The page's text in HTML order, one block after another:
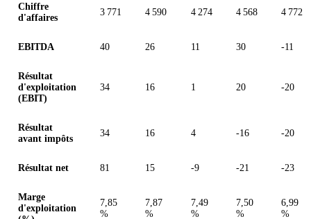
Chiffre
d'affaires
3 771 4 590 4 274 4 568 4 772
EBITDA 40 26 11 30 -11
Résultat
d'exploitation
(EBIT)
34 16 1 20 -20
Résultat
avant impôts
34 16 4 -16 -20
Résultat net 81 15 -9 -21 -23
Marge
d'exploitation
7,85
%
7,87
%
7,49
%
7,50
%
6,99
%